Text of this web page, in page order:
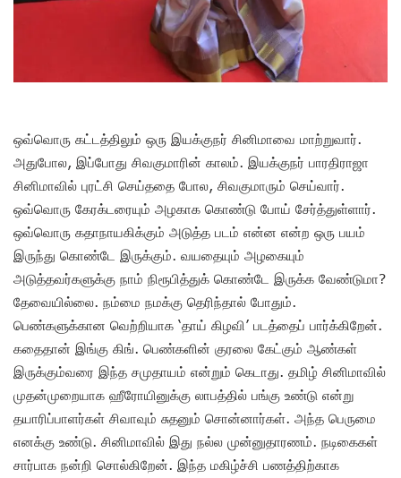
ஒவ்வொரு கட்டத்திலும் ஒரு இயக்குநர் சினிமாவை மாற்றுவார்.
அதுபோல, இப்போது சிவகுமாரின் காலம். இயக்குநர் பாரதிராஜா
சினிமாவில் புரட்சி செய்ததை போல, சிவகுமாரும் செய்வார்.
ஒவ்வொரு கேரக்டரையும் அழகாக கொண்டு போய் சேர்த்துள்ளார்.
ஒவ்வொரு கதாநாயகிக்கும் அடுத்த படம் என்ன என்ற ஒரு பயம்
இருந்து கொண்டே இருக்கும். வயதையும் அழகையும்
அடுத்தவர்களுக்கு நாம் நிரூபித்துக் கொண்டே இருக்க வேண்டுமா?
தேவையில்லை. நம்மை நமக்கு தெரிந்தால் போதும்.
பெண்களுக்கான வெற்றியாக ‘தாய் கிழவி’ படத்தைப் பார்க்கிறேன்.
கதைதான் இங்கு கிங். பெண்களின் குரலை கேட்கும் ஆண்கள்
இருக்கும்வரை இந்த சமுதாயம் என்றும் கெடாது. தமிழ் சினிமாவில்
முதன்முறையாக ஹீரோயினுக்கு லாபத்தில் பங்கு உண்டு என்று
தயாரிப்பாளர்கள் சிவாவும் சுதனும் சொன்னார்கள். அந்த பெருமை
எனக்கு உண்டு. சினிமாவில் இது நல்ல முன்னுதாரணம். நடிகைகள்
சார்பாக நன்றி சொல்கிறேன். இந்த மகிழ்ச்சி பணத்திற்காக